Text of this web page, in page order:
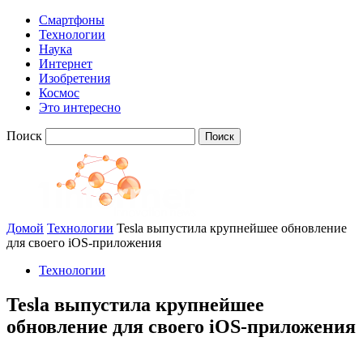
Смартфоны
Технологии
Наука
Интернет
Изобретения
Космос
Это интересно
Поиск
Домой Технологии Tesla выпустила крупнейшее обновление
для своего iOS-приложения
Технологии
Tesla выпустила крупнейшее
обновление для своего iOS-приложения